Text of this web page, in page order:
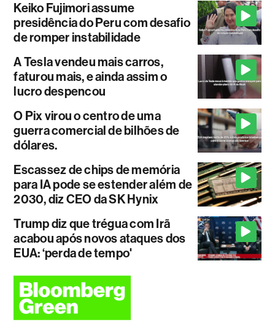
Keiko Fujimori assume
presidência do Peru com desafio
de romper instabilidade
A Tesla vendeu mais carros,
faturou mais, e ainda assim o
lucro despencou
O Pix virou o centro de uma
guerra comercial de bilhões de
dólares.
Escassez de chips de memória
para IA pode se estender além de
2030, diz CEO da SK Hynix
Trump diz que trégua com Irã
acabou após novos ataques dos
EUA: ‘perda de tempo'